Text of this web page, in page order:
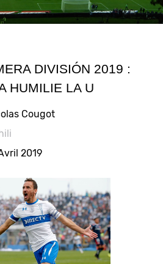
DIVISIÓN 2019 :
HUMILIE LA U
Cougot
2019